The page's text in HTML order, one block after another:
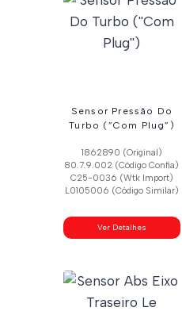
Sensor Pressão Do
Turbo (”Com Plug”)
1862890 (Original)
80.7.9.002 (Código Confia)
C25-0036 (Wtk Import)
L0105006 (Código Similar)
Ver Detalhes